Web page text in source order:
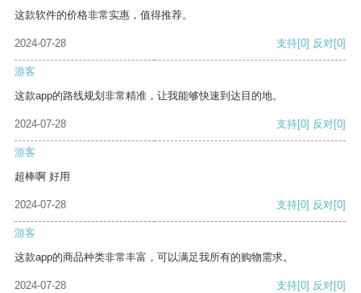
这款软件的价格非常实惠，值得推荐。
2024-07-28 支持[0] 反对[0]
游客
这款app的路线规划非常精准，让我能够快速到达目的地。
2024-07-28 支持[0] 反对[0]
游客
超棒啊 好用
2024-07-28 支持[0] 反对[0]
游客
这款app的商品种类非常丰富，可以满足我所有的购物需求。
2024-07-28 支持[0] 反对[0]